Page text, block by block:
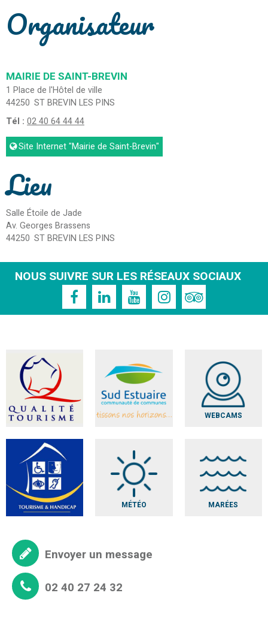
Organisateur
MAIRIE DE SAINT-BREVIN
1 Place de l'Hôtel de ville
44250 ST BREVIN LES PINS
Tél : 02 40 64 44 44
Site Internet"Mairie de Saint-Brevin"
Lieu
Salle Étoile de Jade
Av. Georges Brassens
44250 ST BREVIN LES PINS
NOUS SUIVRE SUR LES RÉSEAUX SOCIAUX
WEBCAMS
MÉTÉO MARÉES
Envoyer un message
02 40 27 24 32